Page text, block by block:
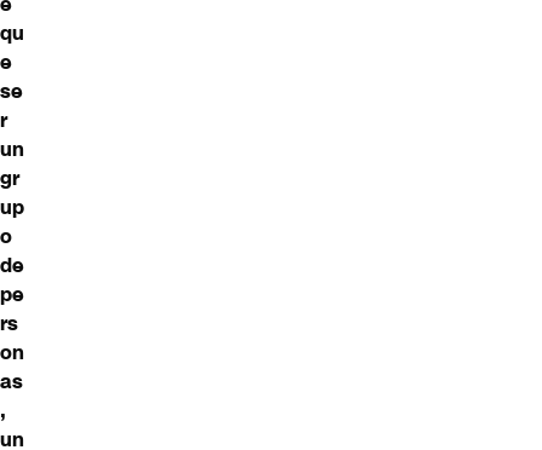
qu
e
se
r
un
gr
up
o
de
pe
rs
on
as
,
un